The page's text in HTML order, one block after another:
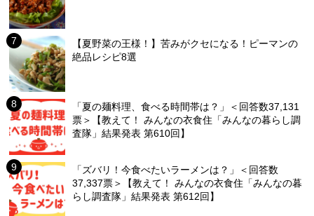
【夏野菜の王様！】苦みがクセになる！ピーマンの
絶品レシピ8選
「夏の麺料理、食べる時間帯は？」＜回答数37,131
票＞【教えて！ みんなの衣食住「みんなの暮らし調
査隊」結果発表 第610回】
「ズバリ！今食べたいラーメンは？」＜回答数
37,337票＞【教えて！ みんなの衣食住「みんなの暮
らし調査隊」結果発表 第612回】